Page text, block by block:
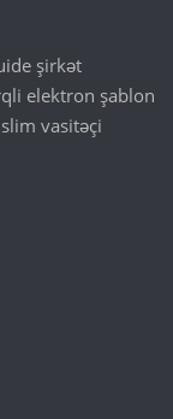
şirkət
elektron şablon
vasitəçi